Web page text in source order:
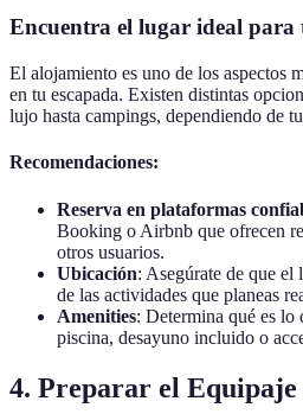
Encuentra el lugar ideal para
El alojamiento es uno de los aspectos
en tu escapada. Existen distintas
lujo hasta campings, dependiendo de
Recomendaciones:
Reserva en plataformas
Booking o Airbnb que ofrecen
otros usuarios.
Ubicación: Asegúrate de que el
de las actividades que planeas
Amenities: Determina qué es lo
piscina, desayuno incluido o
4. Preparar el Equipaje